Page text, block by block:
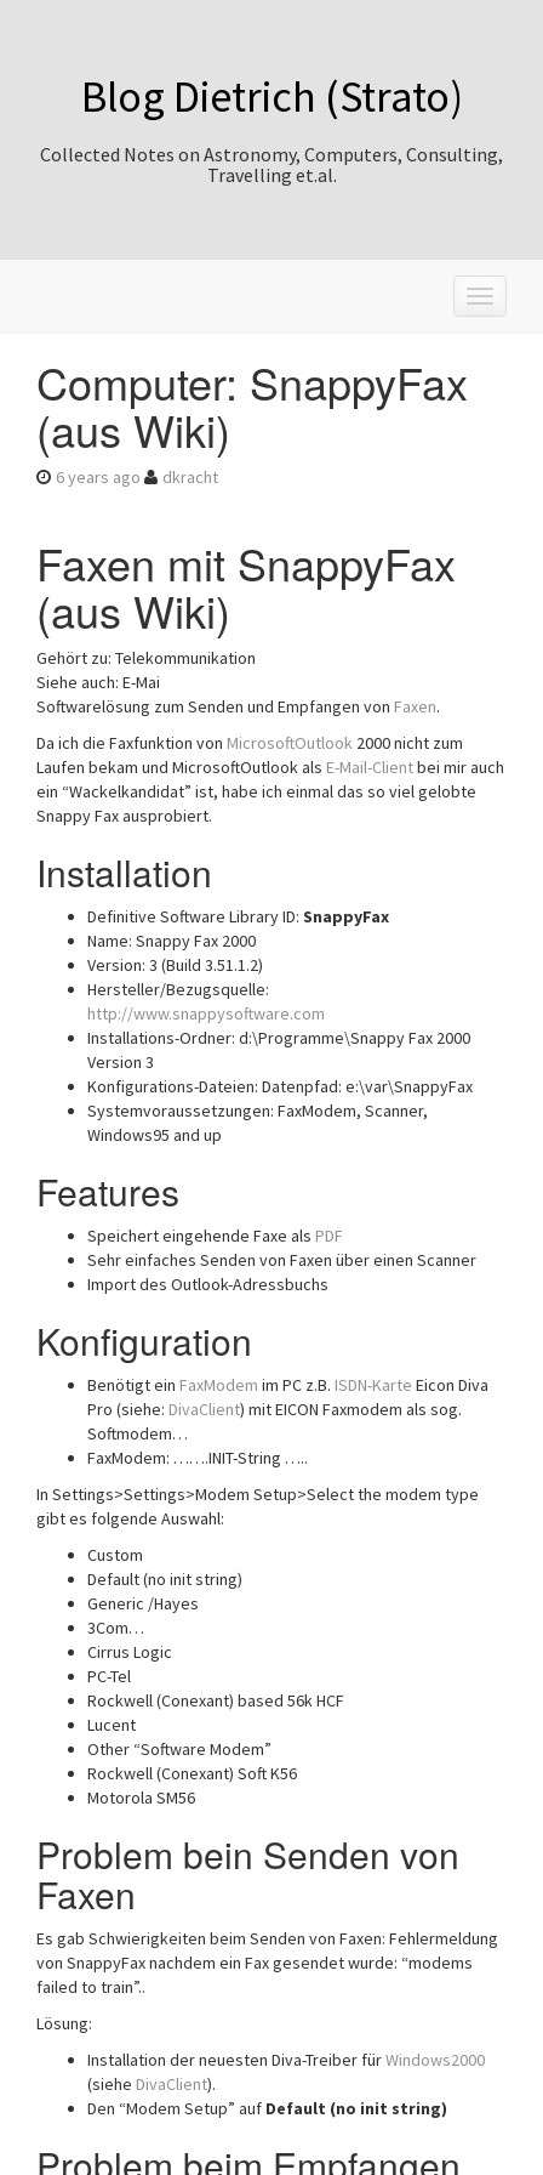
Blog Dietrich (Strato)
Collected Notes on Astronomy, Computers, Consulting,
Travelling et.al.
T
o
Computer: SnappyFax
(aus Wiki)
6 years ago dkracht
Faxen mit SnappyFax
(aus Wiki)
Gehört zu: Telekommunikation
Siehe auch: E-Mai
Softwarelösung zum Senden und Empfangen von Faxen.
Da ich die Faxfunktion von MicrosoftOutlook 2000 nicht zum
Laufen bekam und MicrosoftOutlook als E-Mail-Clientbei mir auch
ein “Wackelkandidat” ist, habe ich einmal das so viel gelobte
Snappy Fax ausprobiert.
Installation
Definitive Software Library ID: SnappyFax
Name: Snappy Fax 2000
Version: 3 (Build 3.51.1.2)
Hersteller/Bezugsquelle:
http://www.snappysoftware.com
Installations-Ordner: d:\Programme\Snappy Fax 2000
Version 3
Konfigurations-Dateien: Datenpfad: e:\var\SnappyFax
Systemvoraussetzungen: FaxModem, Scanner,
Windows95 and up
Features
Speichert eingehende Faxe als PDF
Sehr einfaches Senden von Faxen über einen Scanner
Import des Outlook-Adressbuchs
Konfiguration
Benötigt ein FaxModem im PC z.B. ISDN-Karte Eicon Diva
Pro (siehe: DivaClient) mit EICON Faxmodem als sog.
Softmodem…
FaxModem: …….INIT-String …..
In Settings>Settings>Modem Setup>Select the modem type
gibt es folgende Auswahl:
Custom
Default (no init string)
Generic /Hayes
3Com…
Cirrus Logic
PC-Tel
Rockwell (Conexant) based 56k HCF
Lucent
Other “Software Modem”
Rockwell (Conexant) Soft K56
Motorola SM56
Problem bein Senden von
Faxen
Es gab Schwierigkeiten beim Senden von Faxen: Fehlermeldung
von SnappyFax nachdem ein Fax gesendet wurde: “modems
failed to train”..
Lösung:
Installation der neuesten Diva-Treiber fürWindows2000
(siehe DivaClient).
Den “Modem Setup” auf Default (no init string)